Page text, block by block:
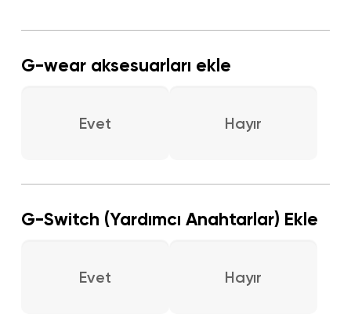
G-wear aksesuarları ekle
Evet Hayır
G-Switch (Yardımcı Anahtarlar) Ekle
Evet Hayır